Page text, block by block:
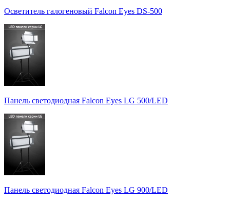
Осветитель галогеновый Falcon Eyes DS-500
Панель светодиодная Falcon Eyes LG 500/LED
Панель светодиодная Falcon Eyes LG 900/LED